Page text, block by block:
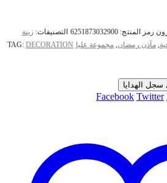
رمز المنتج: 6251873032900 التصنيفات: زينة
,مآذن رمضان, مجموعة عليا TAG: DECORATION
الهدايا
Facebook Twitter